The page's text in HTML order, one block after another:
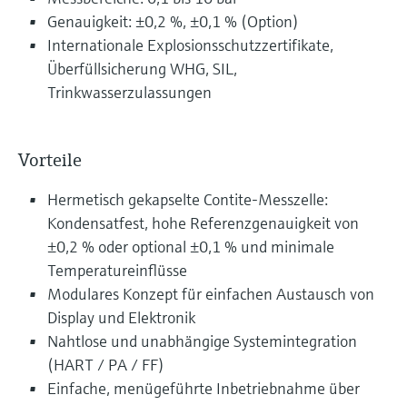
Genauigkeit: ±0,2 %, ±0,1 % (Option)
Internationale Explosionsschutzzertifikate,
Überfüllsicherung WHG, SIL,
Trinkwasserzulassungen
Vorteile
Hermetisch gekapselte Contite-Messzelle:
Kondensatfest, hohe Referenzgenauigkeit von
±0,2 % oder optional ±0,1 % und minimale
Temperatureinflüsse
Modulares Konzept für einfachen Austausch von
Display und Elektronik
Nahtlose und unabhängige Systemintegration
(HART / PA / FF)
Einfache, menügeführte Inbetriebnahme über